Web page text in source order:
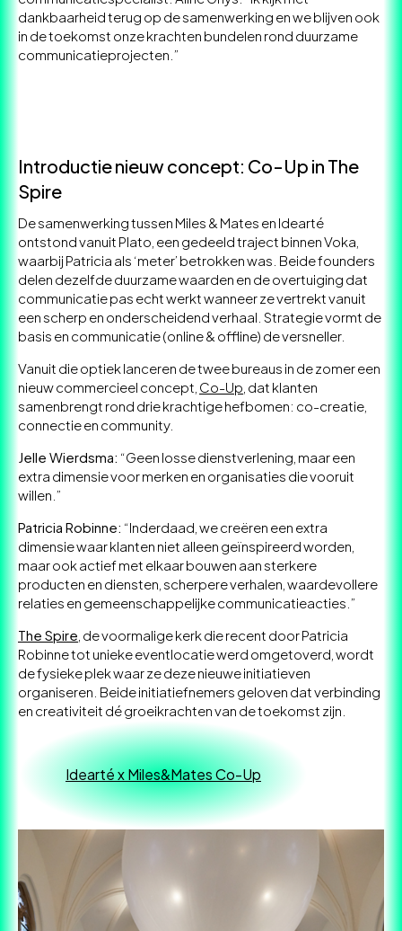
dankbaarheid terug op de samenwerking en we blijven ook
in de toekomst onze krachten bundelen rond duurzame
communicatieprojecten.”
Introductie nieuw concept: Co-Up in The
Spire
De samenwerking tussen Miles & Mates en Idearté
ontstond vanuit Plato, een gedeeld traject binnen Voka,
waarbij Patricia als ‘meter’ betrokken was. Beide founders
delen dezelfde duurzame waarden en de overtuiging dat
communicatie pas echt werkt wanneer ze vertrekt vanuit
een scherp en onderscheidend verhaal. Strategie vormt de
basis en communicatie (online & offline) de versneller.
Vanuit die optiek lanceren de twee bureaus in de zomer een
nieuw commercieel concept, Co-Up , dat klanten
samenbrengt rond drie krachtige hefbomen: co-creatie,
connectie en community.
Jelle Wierdsma: “Geen losse dienstverlening, maar een
extra dimensie voor merken en organisaties die vooruit
willen.”
Patricia Robinne: “Inderdaad, we creëren een extra
dimensie waar klanten niet alleen geïnspireerd worden,
maar ook actief met elkaar bouwen aan sterkere
producten en diensten, scherpere verhalen, waardevollere
relaties en gemeenschappelijke communicatieacties.”
The Spire , de voormalige kerk die recent door Patricia
Robinne tot unieke eventlocatie werd omgetoverd, wordt
de fysieke plek waar ze deze nieuwe initiatieven
organiseren. Beide initiatiefnemers geloven dat verbinding
en creativiteit dé groeikrachten van de toekomst zijn.
Idearté x Miles&Mates Co-Up